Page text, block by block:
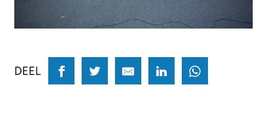
DEEL